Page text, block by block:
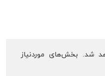
شد. بخش‌های موردنیاز